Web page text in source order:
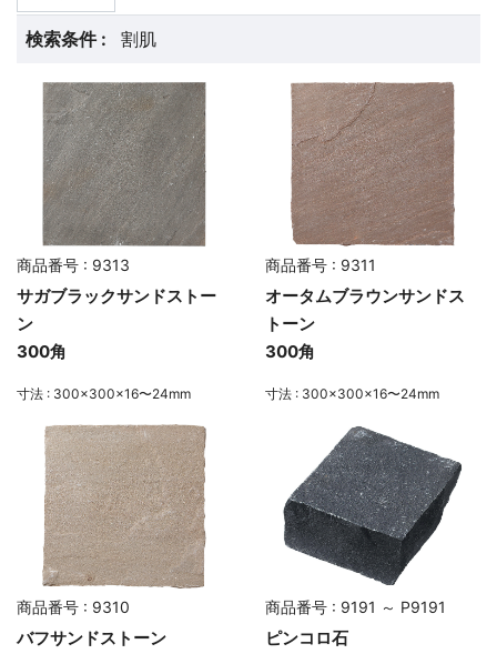
検索条件 : 割肌
商品番号 : 9313
サガブラックサンドストー
ン
300角
寸法 : 300×300×16〜24mm
商品番号 : 9311
オータムブラウンサンドス
トーン
300角
寸法 : 300×300×16〜24mm
商品番号 : 9310
バフサンドストーン
商品番号 : 9191 ～ P9191
ピンコロ石